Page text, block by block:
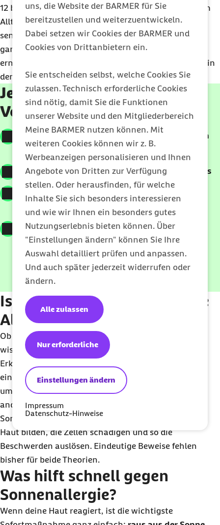
uns, die Website der BARMER für Sie
bereitzustellen und weiterzuentwickeln.
Dabei setzen wir Cookies der BARMER und
Cookies von Drittanbietern ein.
Sie entscheiden selbst, welche Cookies Sie
zulassen. Technisch erforderliche Cookies
sind nötig, damit Sie die Funktionen
unserer Website und den Mitgliederbereich
Meine BARMER nutzen können. Mit
weiteren Cookies können wir z. B.
Werbeanzeigen personalisieren und Ihnen
Angebote von Dritten zur Verfügung
stellen. Oder herausfinden, für welche
Inhalte Sie sich besonders interessieren
und wie wir Ihnen ein besonders gutes
Nutzungserlebnis bieten können. Über
"Einstellungen ändern" können Sie Ihre
Auswahl detailliert prüfen und anpassen.
Und auch später jederzeit widerrufen oder
ändern.
Einstellungen ändern
Nur erforderliche
Alle zulassen
Impressum
Datenschutz-Hinweise
12 bis 72 Stunden. Genau deshalb wirkt diese Form im
Alltag oft so schwer greifbar. Ist eine Person einmal
sensibilisiert, tritt die Reaktion im Allgemeinen das
ganze Leben lang wieder auf, sobald das Allergen
erneut in Kombination mit Sonnenstrahlen auf oder in
den Körper gelangt.
Jetzt individuelle Barmer
Vorteile berechnen
Bis zu 1.350 Euro in drei Jahren zurück mit den
Barmer Geld-zurück-Tarifen
Bis zu 200 Euro jährlich mit dem Barmer Bonus
200 Euro Extra-Budget durch Barmer Familie
100% Kostenübernahme durch Barmer
Reiseimpfungen Plus
Ist Sonnenallergie eine echte
Allergie?
Ob die „Sonnenallergie“ wirklich eine
wissenschaftlich nicht eindeutig geklärt. Ein
Erklärungsansatz geht davon aus, dass UV-Strahlen
eine harmlose körpereigene Substanz in ein Allergen
umwandeln, das das Immunsystem aktiviert. Ein
anderer Ansatz vermutet, dass sich unter
Sonnenlichteinfluss freie Radikale in empfindlicher
Haut bilden, die Zellen schädigen und so die
Beschwerden auslösen. Eindeutige Beweise fehlen
bisher für beide Theorien.
Was hilft schnell gegen
Sonnenallergie?
Wenn deine Haut reagiert, ist die wichtigste